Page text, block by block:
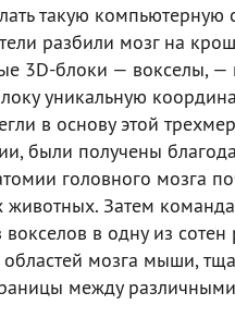
такую компьютерную
разбили мозг на
3D-блоки — вокселы, —
уникальную
в основу этой
были получены
головного мозга
животных. Затем
в одну из сотен
областей мозга мыши,
между